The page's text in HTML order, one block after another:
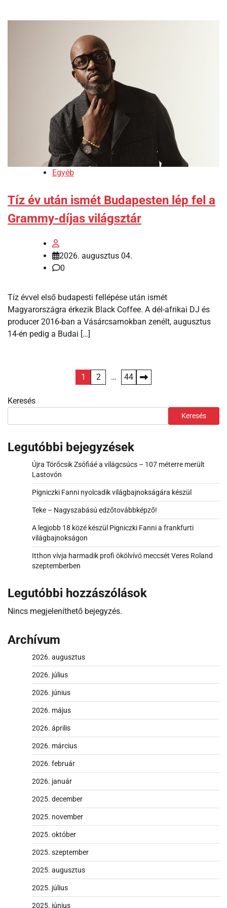
Egyéb
Tíz év után ismét Budapesten lép fel a
Grammy-díjas világsztár
2026. augusztus 04.
0
Tíz évvel első budapesti fellépése után ismét
Magyarországra érkezik Black Coffee. A dél-afrikai DJ és
producer 2016-ban a Vásárcsarnokban zenélt, augusztus
14-én pedig a Budai […]
lapozása
1 2 … 44
Keresés
Keresés
Legutóbbi bejegyzések
Újra Törőcsik Zsófiáé a világcsúcs – 107 méterre merült
Lastovón
Pigniczki Fanni nyolcadik világbajnokságára készül
Teke – Nagyszabású edzőtovábbképző!
A legjobb 18 közé készül Pigniczki Fanni a frankfurti
világbajnokságon
Itthon vívja harmadik profi ökölvívó meccsét Veres Roland
szeptemberben
Legutóbbi hozzászólások
Nincs megjeleníthető bejegyzés.
Archívum
2026. augusztus
2026. július
2026. június
2026. május
2026. április
2026. március
2026. február
2026. január
2025. december
2025. november
2025. október
2025. szeptember
2025. augusztus
2025. július
2025. június